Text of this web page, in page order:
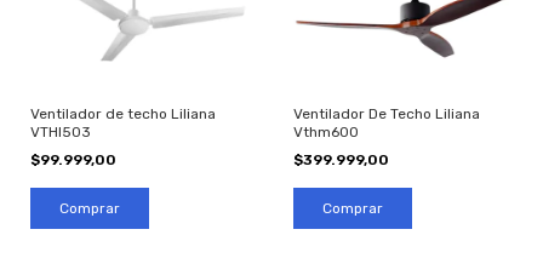
Ventilador de techo Liliana
VTHI503
$99.999,00
Ventilador De Techo Liliana
Vthm600
$399.999,00